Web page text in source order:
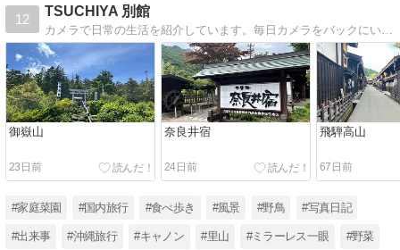
12
TSUCHIYA 別館
カメラで日常の生活を紹介しています。毎日カメラをバックにいれ持ち歩いて記録しています。
御嶽山
23日前
奈良井宿
24日前
飛騨高山
67日前
#家庭菜園 #国内旅行 #食べ歩き #風景 #野鳥 #写真日記
#出来事 #沖縄旅行 #キャノン #里山 #ミラーレス一眼 #野菜